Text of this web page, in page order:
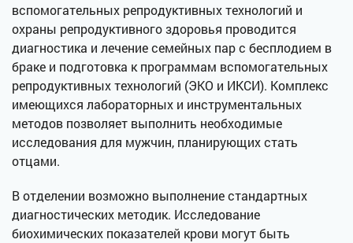
вспомогательных репродуктивных технологий и
охраны репродуктивного здоровья проводится
диагностика и лечение семейных пар с бесплодием в
браке и подготовка к программам вспомогательных
репродуктивных технологий (ЭКО и ИКСИ). Комплекс
имеющихся лабораторных и инструментальных
методов позволяет выполнить необходимые
исследования для мужчин, планирующих стать
отцами.
В отделении возможно выполнение стандартных
диагностических методик. Исследование
биохимических показателей крови могут быть